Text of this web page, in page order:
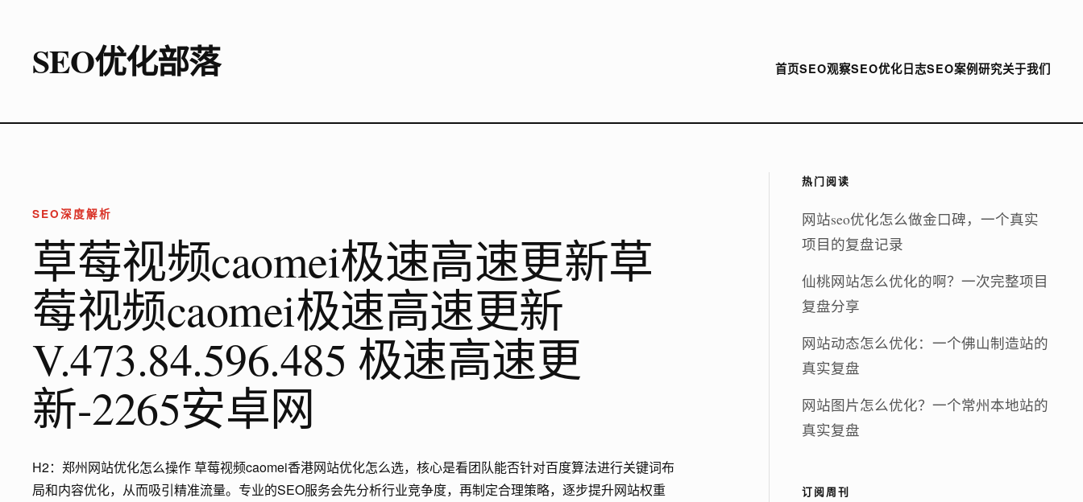
SEO优化部落 首页SEO观察SEO优化日志SEO案例研究关于我们
SEO深度解析
草莓视频caomei极速高速更新草
莓视频caomei极速高速更新
V.473.84.596.485 极速高速更
新-2265安卓网
H2：郑州网站优化怎么操作 草莓视频caomei香港网站优化怎么选，核心是看团队能否针对百度算法进行关键词布
局和内容优化，从而吸引精准流量。专业的SEO服务会先分析行业竞争度，再制定合理策略，逐步提升网站权重
热门阅读
网站seo优化怎么做金口碑，一个真实
项目的复盘记录
仙桃网站怎么优化的啊？一次完整项目
复盘分享
网站动态怎么优化：一个佛山制造站的
真实复盘
网站图片怎么优化？一个常州本地站的
真实复盘
订阅周刊